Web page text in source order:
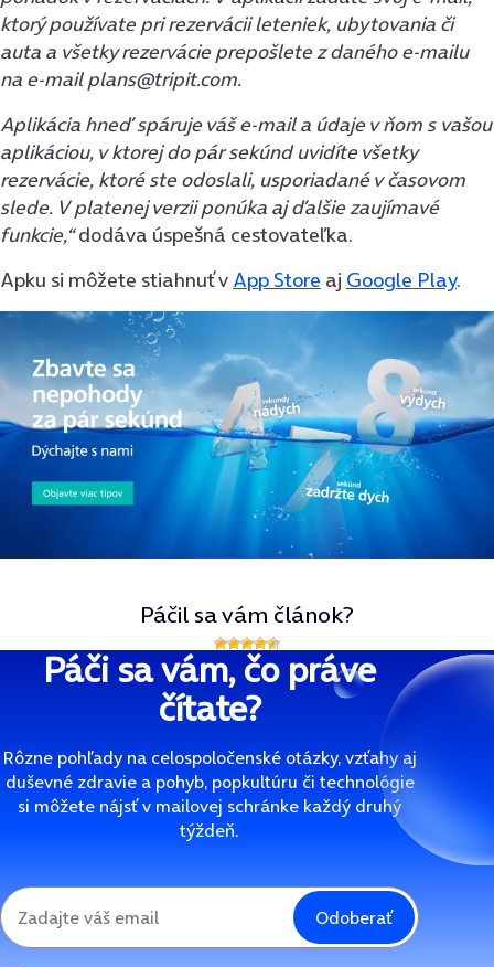
ktorý používate pri rezervácii leteniek, ubytovania či
auta a všetky rezervácie prepošlete z daného e-mailu
na e-mail plans@tripit.com.
Aplikácia hneď spáruje váš e-mail a údaje v ňom s vašou
aplikáciou, v ktorej do pár sekúnd uvidíte všetky
rezervácie, ktoré ste odoslali, usporiadané v časovom
slede. V platenej verzii ponúka aj ďalšie zaujímavé
funkcie,“dodáva úspešná cestovateľka.
Apku si môžete stiahnuť v App Store aj Google Play.
Páčil sa vám článok?
Páči sa vám, čo práve
čítate?
Rôzne pohľady na celospoločenské otázky, vzťahy aj
duševné zdravie a pohyb, popkultúru či technológie
si môžete nájsť v mailovej schránke každý druhý
týždeň.
Odoberať